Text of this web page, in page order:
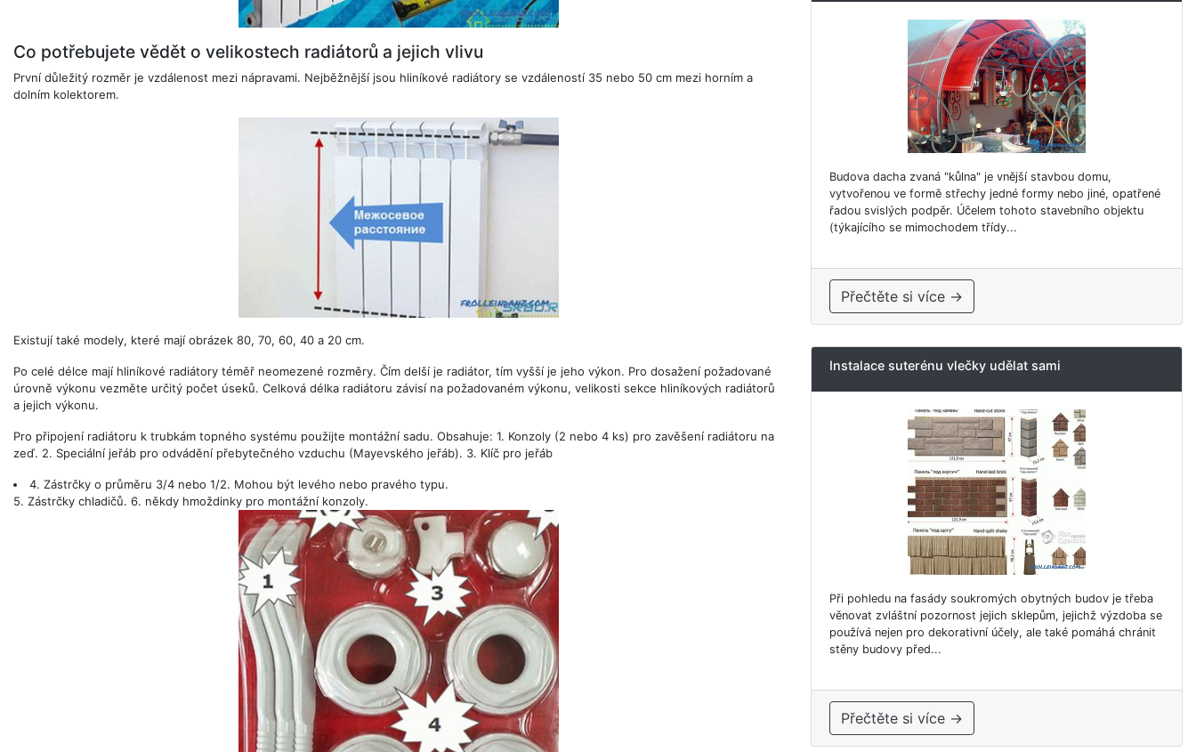
Co potřebujete vědět o velikostech radiátorů a jejich vlivu
První důležitý rozměr je vzdálenost mezi nápravami. Nejběžnější jsou hliníkové radiátory se vzdáleností 35 nebo 50 cm mezi horním a
dolním kolektorem.
Existují také modely, které mají obrázek 80, 70, 60, 40 a 20 cm.
Po celé délce mají hliníkové radiátory téměř neomezené rozměry. Čím delší je radiátor, tím vyšší je jeho výkon. Pro dosažení požadované
úrovně výkonu vezměte určitý počet úseků. Celková délka radiátoru závisí na požadovaném výkonu, velikosti sekce hliníkových radiátorů
a jejich výkonu.
Pro připojení radiátoru k trubkám topného systému použijte montážní sadu. Obsahuje: 1. Konzoly (2 nebo 4 ks) pro zavěšení radiátoru na
zeď. 2. Speciální jeřáb pro odvádění přebytečného vzduchu (Mayevského jeřáb). 3. Klíč pro jeřáb
4. Zástrčky o průměru 3/4 nebo 1/2. Mohou být levého nebo pravého typu.
5. Zástrčky chladičů. 6. někdy hmoždinky pro montážní konzoly.
Budova dacha zvaná "kůlna" je vnější stavbou domu,
vytvořenou ve formě střechy jedné formy nebo jiné, opatřené
řadou svislých podpěr. Účelem tohoto stavebního objektu
(týkajícího se mimochodem třídy...
Přečtěte si více →
Instalace suterénu vlečky udělat sami
Při pohledu na fasády soukromých obytných budov je třeba
věnovat zvláštní pozornost jejich sklepům, jejichž výzdoba se
používá nejen pro dekorativní účely, ale také pomáhá chránit
stěny budovy před...
Přečtěte si více →